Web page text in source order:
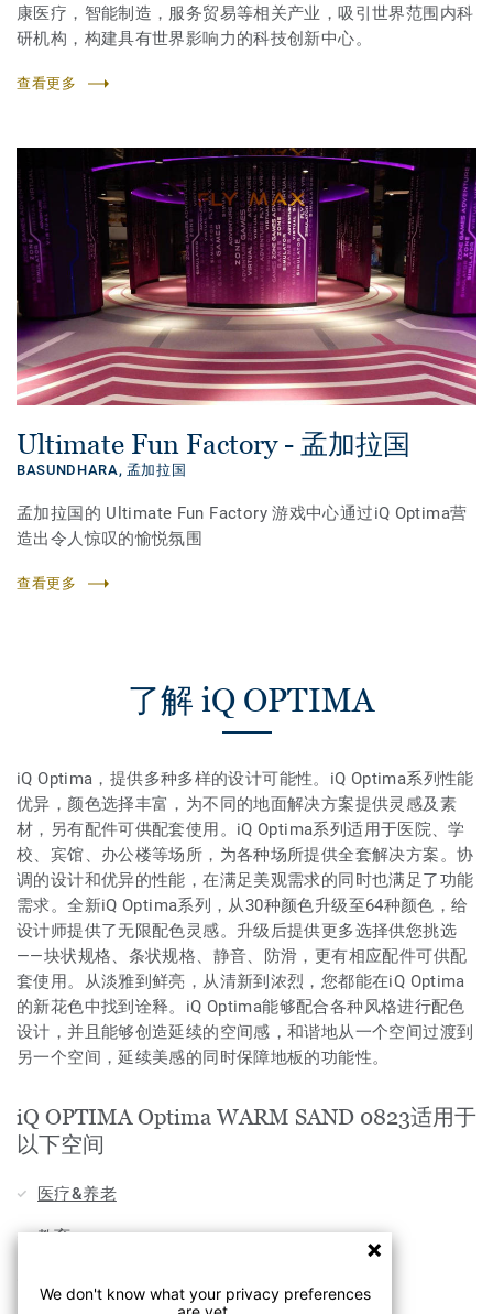
康医疗，智能制造，服务贸易等相关产业，吸引世界范围内科
研机构，构建具有世界影响力的科技创新中心。
查看更多
Ultimate Fun Factory - 孟加拉国
BASUNDHARA, 孟加拉国
孟加拉国的 Ultimate Fun Factory 游戏中心通过iQ Optima营
造出令人惊叹的愉悦氛围
查看更多
了解 iQ OPTIMA
iQ Optima，提供多种多样的设计可能性。iQ Optima系列性能
优异，颜色选择丰富，为不同的地面解决方案提供灵感及素
材，另有配件可供配套使用。iQ Optima系列适用于医院、学
校、宾馆、办公楼等场所，为各种场所提供全套解决方案。协
调的设计和优异的性能，在满足美观需求的同时也满足了功能
需求。全新iQ Optima系列，从30种颜色升级至64种颜色，给
设计师提供了无限配色灵感。升级后提供更多选择供您挑选
——块状规格、条状规格、静音、防滑，更有相应配件可供配
套使用。从淡雅到鲜亮，从清新到浓烈，您都能在iQ Optima
的新花色中找到诠释。iQ Optima能够配合各种风格进行配色
设计，并且能够创造延续的空间感，和谐地从一个空间过渡到
另一个空间，延续美感的同时保障地板的功能性。
iQ OPTIMA Optima WARM SAND 0823适用于
以下空间
医疗&养老
教育
We don't know what your privacy preferences